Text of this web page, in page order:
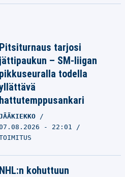
Pitsiturnaus tarjosi
jättipaukun – SM-liigan
pikkuseuralla todella
hattutemppusankari
- 22:01
NHL:n kohuttuun